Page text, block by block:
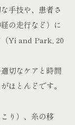
手技や、患者さ
の走行など）に
（Yi and Park, 20
切なケアと時間
ほとんどです。
り）、糸の移